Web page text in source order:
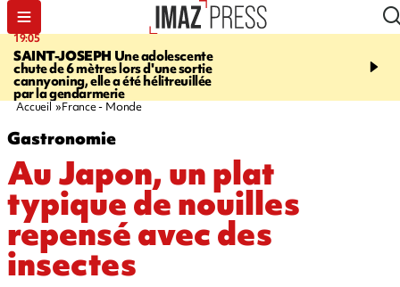
19:05
SAINT-JOSEPH Une adolescente
chute de 6 mètres lors d'une sortie
cannyoning, elle a été hélitreuillée
par la gendarmerie
20:44
rouée de coups,
Accueil France - Monde
Gastronomie
Au Japon, un plat
typique de nouilles
repensé avec des
insectes